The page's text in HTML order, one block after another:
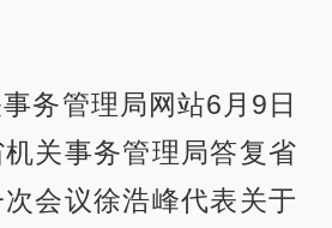
务管理局网站6月9日
关事务管理局答复省
会议徐浩峰代表关于